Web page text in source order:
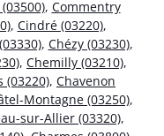
, Commentry
, Cindré (03220),
, Chézy (03230),
, Chemilly (03210),
(03220), Chavenon
Montagne (03250),
sur-Allier (03320),